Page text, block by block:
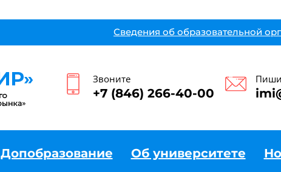
Сведения об образовательной
Звоните
+7 (846) 266-40-00
Допобразование Об университете